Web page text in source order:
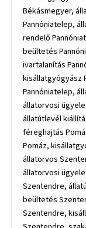
Békásmegyer,
Pannóniatelep,
rendelő
beültetés
ivartalanítás
kisállatgyógyász
Pannóniatelep,
állatorvosi
állatútlevél
féreghajtás
Pomáz,
állatorvos
állatorvosi
Szentendre,
beültetés
Szentendre,